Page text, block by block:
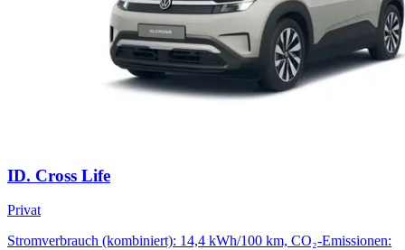
ID. Cross Life
Privat
Stromverbrauch (kombiniert): 14,4 kWh/100 km, CO₂-Emissionen: